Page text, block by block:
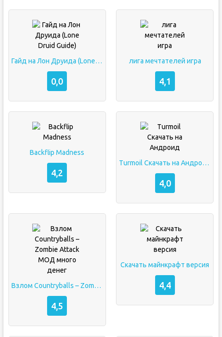
Гайд на Лон Друида (Lone Druid Guide)
0,0
лига мечтателей игра
4,1
Backflip Madness
4,2
Turmoil Скачать на Андроид
4,0
Взлом Countryballs – Zombie Attack МОД много денег
4,5
Скачать майнкрафт версия
4,4